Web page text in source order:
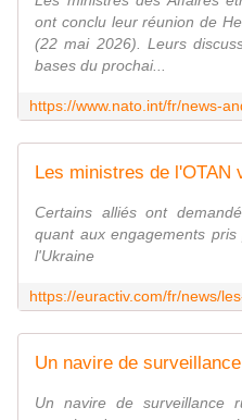
ont conclu leur réunion de
(22 mai 2026). Leurs
bases du prochai...
Certains alliés ont
quant aux engagements
l'Ukraine
Un navire de surveillance